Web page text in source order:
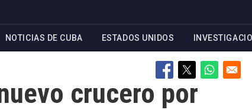
NOTICIAS DE CUBA ESTADOS UNIDOS
crucero por